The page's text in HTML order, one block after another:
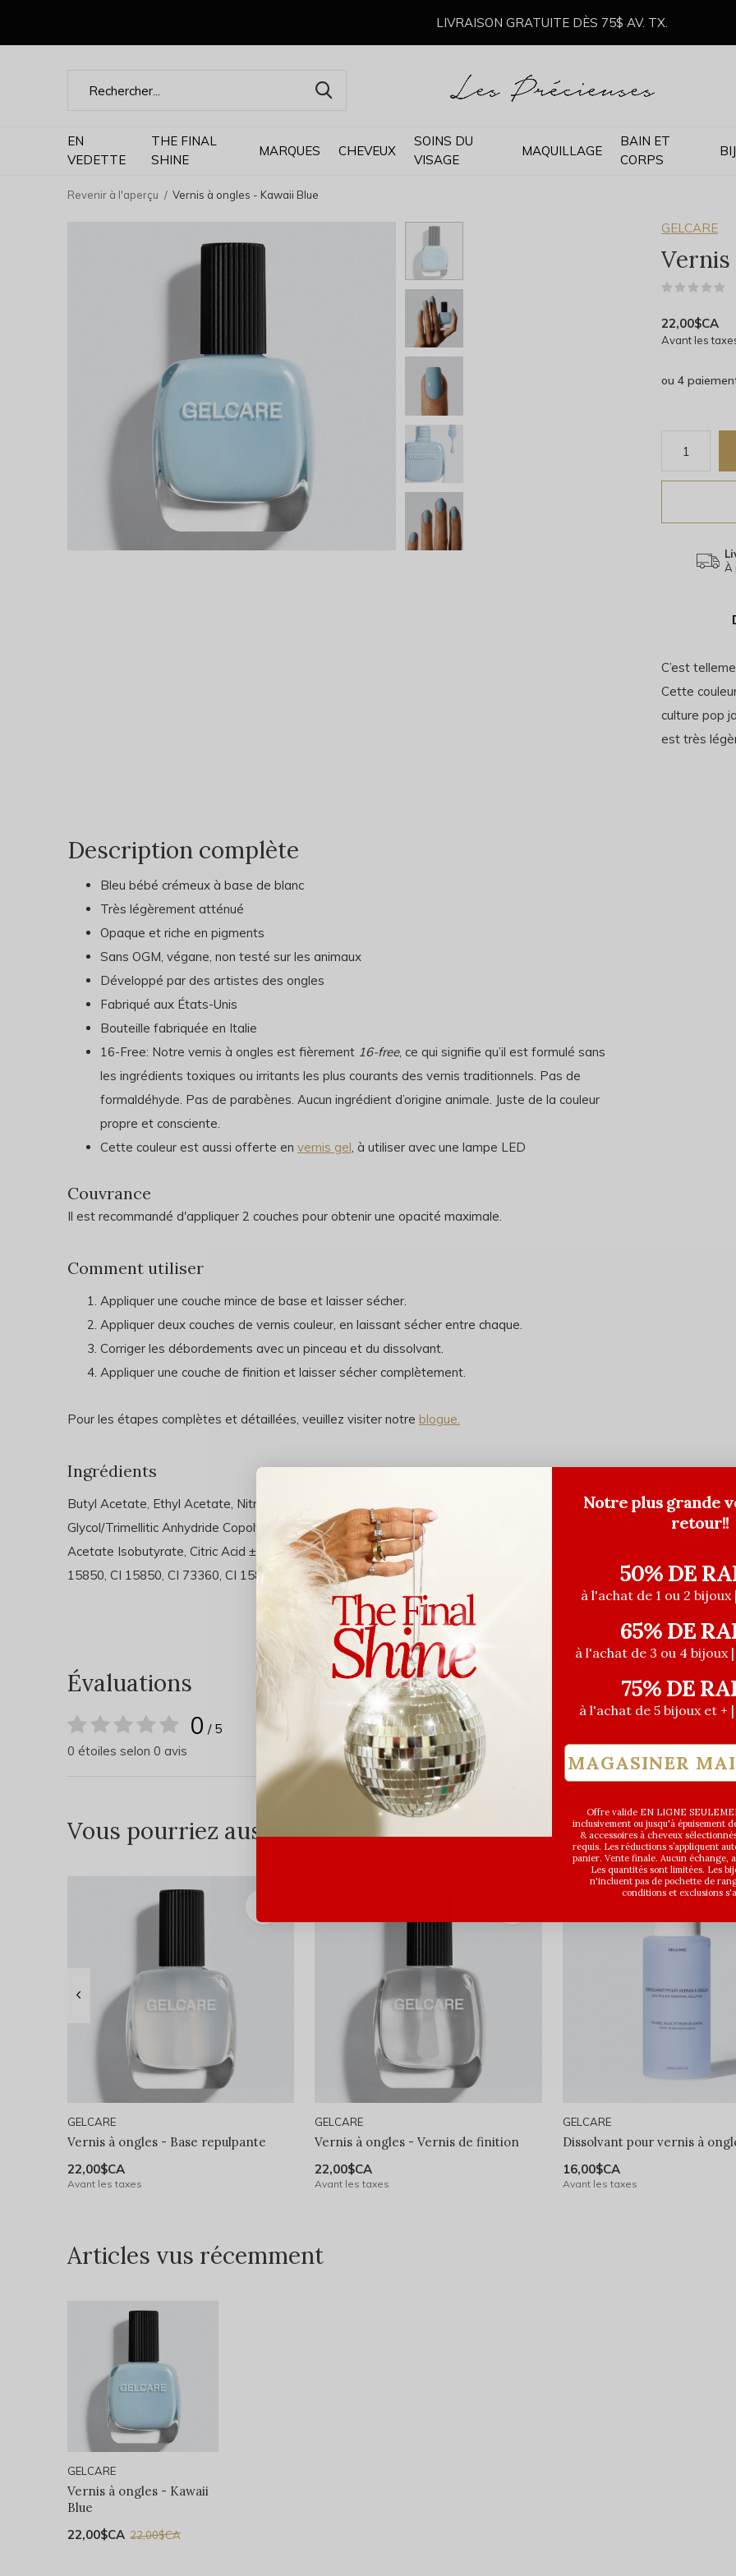
EN
VEDETTE
THE FINAL
SHINE
MARQUES CHEVEUX
SOINS DU
VISAGE
MAQUILLAGE
BAIN ET
CORPS
LIVRAISON GRATUITE DÈS 75$ AV. TX.
Revenir à l'aperçu Vernis à ongles - Kawaii Blue
GELCARE
Vernis
22,00$CA
Avant les
ou 4
À
C’est
Cette
culture pop
est très
Description complète
Bleu bébé crémeux à base de blanc
Très légèrement atténué
Opaque et riche en pigments
Sans OGM, végane, non testé sur les animaux
Développé par des artistes des ongles
Fabriqué aux États-Unis
Bouteille fabriquée en Italie
16-Free: Notre vernis à ongles est fièrement 16-free, ce qui signifie qu’il est formulé sans
les ingrédients toxiques ou irritants les plus courants des vernis traditionnels. Pas de
formaldéhyde. Pas de parabènes. Aucun ingrédient d’origine animale. Juste de la couleur
propre et consciente.
Cette couleur est aussi offerte en vernis gel, à utiliser avec une lampe LED
Couvrance
Il est recommandé d'appliquer 2 couches pour obtenir une opacité maximale.
Comment utiliser
Appliquer une couche mince de base et laisser sécher.
Appliquer deux couches de vernis couleur, en laissant sécher entre chaque.
Corriger les débordements avec un pinceau et du dissolvant.
Appliquer une couche de finition et laisser sécher complètement.
Pour les étapes complètes et détaillées, veuillez visiter notre blogue.
Ingrédients
Butyl Acetate, Ethyl Acetate, Nitrocellulose, Acetyl Tributyl Citrate, Adipic Acid/Neopentyl
Glycol/Trimellitic Anhydride Copolymer, Isopropyl Alcohol, Stearalkonium Hectorite, Sucrose
Acetate Isobutyrate, Citric Acid ± CI 77019, CI 77891, CI 77491, CI 77499, CI 77510, CI 19140, CI
15850, CI 15850, CI 73360, CI 15880, CI 77000, CI 77266
Évaluations
0 / 5
0 étoiles selon 0 avis
Vous pourriez aussi aimer...
GELCARE
Vernis à ongles - Base repulpante
22,00$CA
Avant les taxes
GELCARE
Vernis à ongles - Vernis de finition
22,00$CA
Avant les taxes
GELCARE
Dissolvant pour vernis à
16,00$CA
Avant les taxes
Articles vus récemment
GELCARE
Vernis à ongles - Kawaii
Blue
22,00$CA 22,00$CA
Notre plus grande
retour!!
50% DE
à l'achat de 1 ou 2 bijoux
65% DE
à l'achat de 3 ou 4 bijoux
75% DE
à l'achat de 5 bijoux et +
MAGASINER
Offre valide EN LIGNE
inclusivement ou jusqu'à épuisement
& accessoires à cheveux
requis. Les réductions s’appliquent
panier. Vente finale. Aucun échange,
Les quantités sont limitées. Les
n'incluent pas de pochette de
conditions et exclusions